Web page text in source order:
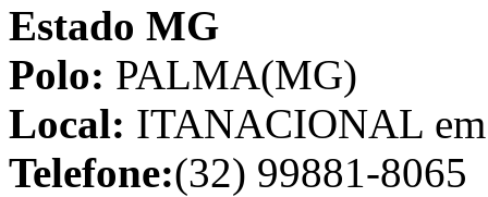
Estado MG
Polo: PALMA(MG)
Local: ITANACIONAL
Telefone:(32) 99881-8065